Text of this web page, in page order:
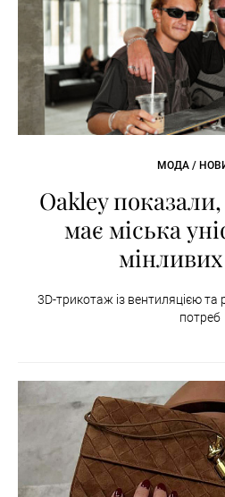
МОДА /
Oakley
має міська
3D-трикотаж із вентиляцією
потреб